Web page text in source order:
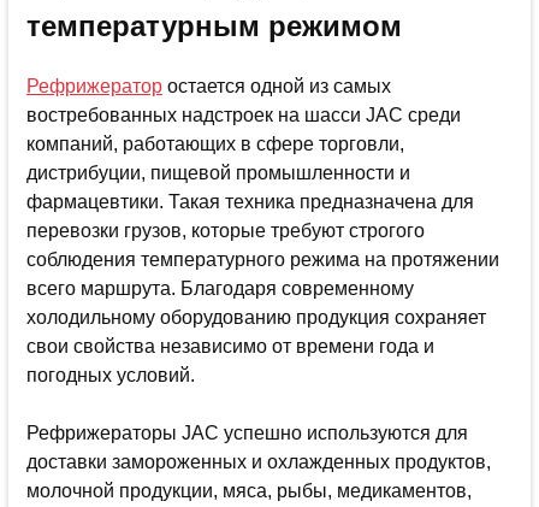
температурным режимом
Рефрижератор остается одной из самых
востребованных надстроек на шасси JAC среди
компаний, работающих в сфере торговли,
дистрибуции, пищевой промышленности и
фармацевтики. Такая техника предназначена для
перевозки грузов, которые требуют строгого
соблюдения температурного режима на протяжении
всего маршрута. Благодаря современному
холодильному оборудованию продукция сохраняет
свои свойства независимо от времени года и
погодных условий.
Рефрижераторы JAC успешно используются для
доставки замороженных и охлажденных продуктов,
молочной продукции, мяса, рыбы, медикаментов,